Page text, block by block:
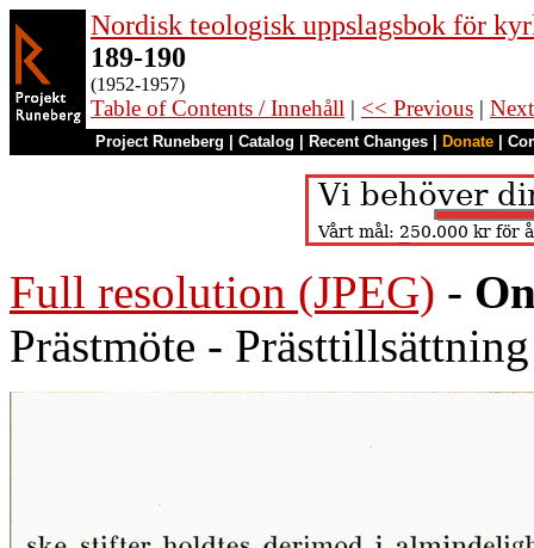
Nordisk teologisk uppslagsbok för
189-190
(1952-1957)
Table of Contents / Innehåll | << Previous |
Project Runeberg Catalog Recent Changes Donate
Full resolution (JPEG) -
Prästmöte - Prästtillsättning